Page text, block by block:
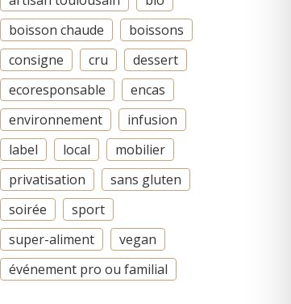
boisson chaude
boissons
consigne
cru
dessert
ecoresponsable
encas
environnement
infusion
label
local
mobilier
privatisation
sans gluten
soirée
sport
super-aliment
vegan
événement pro ou familial